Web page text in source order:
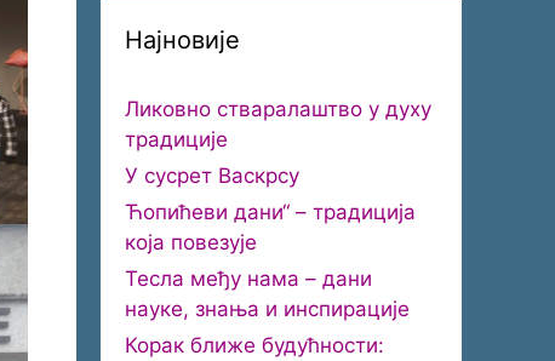
Најновије
Ликовно стваралаштво у духу
традиције
У сусрет Васкрсу
Ћопићеви дани“ – традиција
која повезује
Тесла међу нама – дани
науке, знања и инспирације
Корак ближе будућности: